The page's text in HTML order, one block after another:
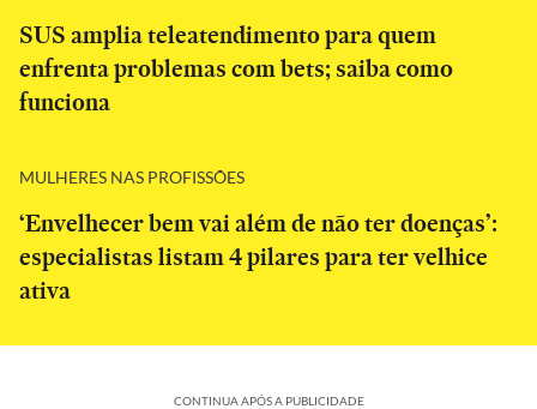
SUS amplia teleatendimento para quem
enfrenta problemas com bets; saiba como
funciona
MULHERES NAS PROFISSÕES
‘Envelhecer bem vai além de não ter doenças’:
especialistas listam 4 pilares para ter velhice
ativa
CONTINUA APÓS A PUBLICIDADE